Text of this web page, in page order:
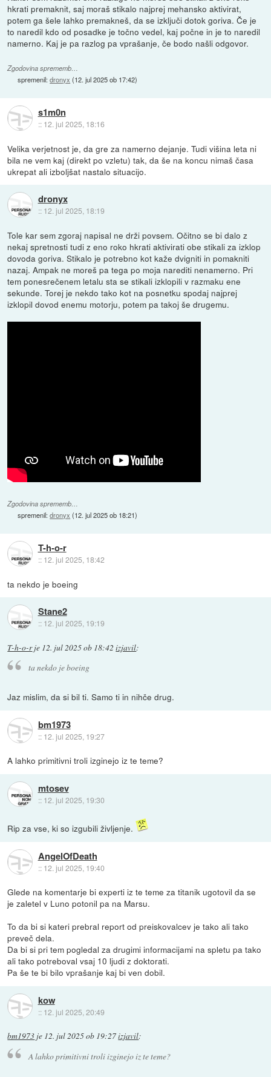
hkrati premaknit, saj moraš stikalo najprej mehansko aktivirat,
potem ga šele lahko premakneš, da se izključi dotok goriva. Če je
to naredil kdo od posadke je točno vedel, kaj počne in je to naredil
namerno. Kaj je pa razlog pa vprašanje, če bodo našli odgovor.
Zgodovina sprememb…
spremenil:dronyx (12. jul 2025 ob 17:42)
s1m0n
:: 12. jul 2025, 18:16
Velika verjetnost je, da gre za namerno dejanje. Tudi višina leta ni
bila ne vem kaj (direkt po vzletu) tak, da še na koncu nimaš časa
ukrepat ali izboljšat nastalo situacijo.
dronyx
:: 12. jul 2025, 18:19
Tole kar sem zgoraj napisal ne drži povsem. Očitno se bi dalo z
nekaj spretnosti tudi z eno roko hkrati aktivirati obe stikali za izklop
dovoda goriva. Stikalo je potrebno kot kaže dvigniti in pomakniti
nazaj. Ampak ne moreš pa tega po moja narediti nenamerno. Pri
tem ponesrečenem letalu sta se stikali izklopili v razmaku ene
sekunde. Torej je nekdo tako kot na posnetku spodaj najprej
izklopil dovod enemu motorju, potem pa takoj še drugemu.
Zgodovina sprememb…
spremenil:dronyx (12. jul 2025 ob 18:21)
T-h-o-r
:: 12. jul 2025, 18:42
ta nekdo je boeing
Stane2
:: 12. jul 2025, 19:19
T-h-o-rje 12. jul 2025 ob 18:42 izjavil:
ta nekdo je boeing
Jaz mislim, da si bil ti. Samo ti in nihče drug.
bm1973
:: 12. jul 2025, 19:27
A lahko primitivni troli izginejo iz te teme?
mtosev
:: 12. jul 2025, 19:30
Rip za vse, ki so izgubili življenje.
AngelOfDeath
:: 12. jul 2025, 19:40
Glede na komentarje bi experti iz te teme za titanik ugotovil da se
je zaletel v Luno potonil pa na Marsu.
To da bi si kateri prebral report od preiskovalcev je tako ali tako
preveč dela.
Da bi si pri tem pogledal za drugimi informacijami na spletu pa tako
ali tako potreboval vsaj 10 ljudi z doktorati.
Pa še te bi bilo vprašanje kaj bi ven dobil.
kow
:: 12. jul 2025, 20:49
bm1973 je 12. jul 2025 ob 19:27izjavil:
A lahko primitivni troli izginejo iz te teme?